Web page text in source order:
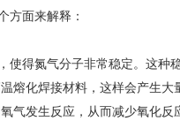
面来解释：
得氮气分子非常稳定。这种
熔化焊接材料，这样会产生
气发生反应，从而减少氧化反